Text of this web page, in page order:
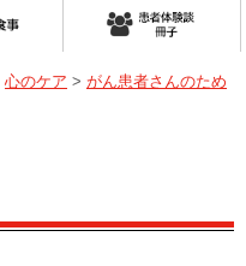
心のケア > がん患者さんのため